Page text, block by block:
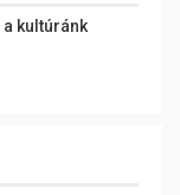
kultúránk